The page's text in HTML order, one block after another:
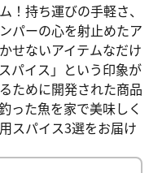
！持ち運びの手軽さ、
パーの心を射止めたア
せないアイテムなだけ
パイス」という印象が
ために開発された商品
った魚を家で美味しく
スパイス3選をお届け